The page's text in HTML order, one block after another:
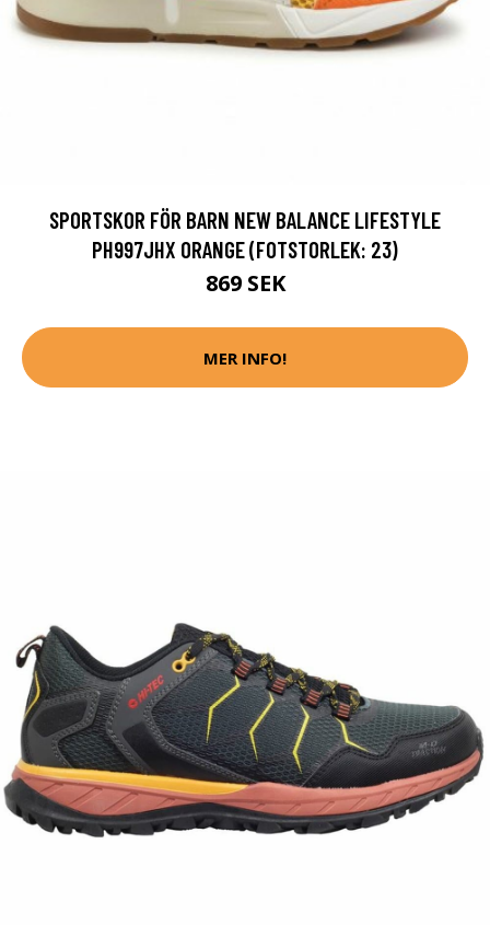
SPORTSKOR FÖR BARN NEW BALANCE LIFESTYLE
PH997JHX ORANGE (FOTSTORLEK: 23)
869 SEK
MER INFO!